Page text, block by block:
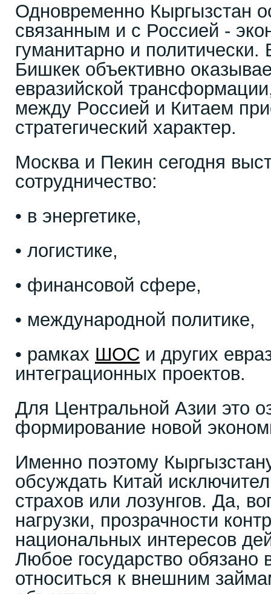
Одновременно Кыргызстан
связанным и с Россией -
гуманитарно и политически.
Бишкек объективно
евразийской
между Россией и Китаем
стратегический характер.
Москва и Пекин сегодня
сотрудничество:
• в энергетике,
• логистике,
• финансовой сфере,
• международной политике,
• рамках ШОС и других
интеграционных проектов.
Для Центральной Азии это
формирование новой
Именно поэтому
обсуждать Китай
страхов или лозунгов. Да,
нагрузки, прозрачности
национальных интересов
Любое государство обязано
относиться к внешним